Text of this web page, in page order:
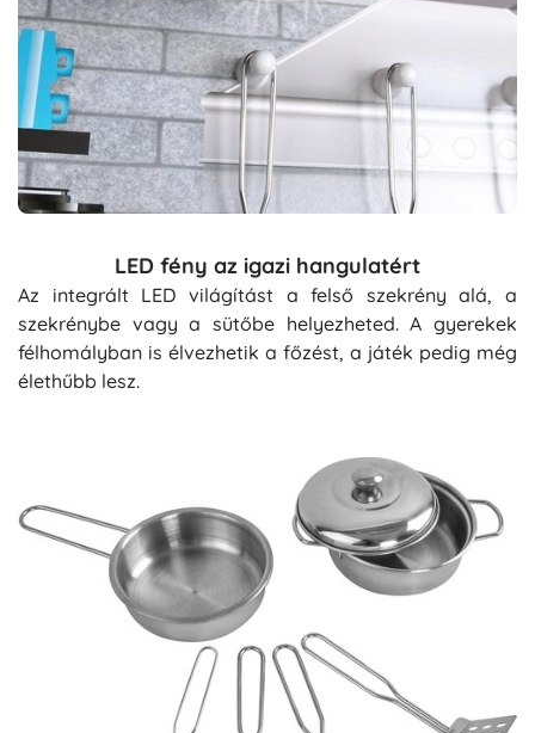
LED fény az igazi hangulatért
Az integrált LED világítást a felső szekrény alá, a
szekrénybe vagy a sütőbe helyezheted. A gyerekek
félhomályban is élvezhetik a főzést, a játék pedig még
élethűbb lesz.